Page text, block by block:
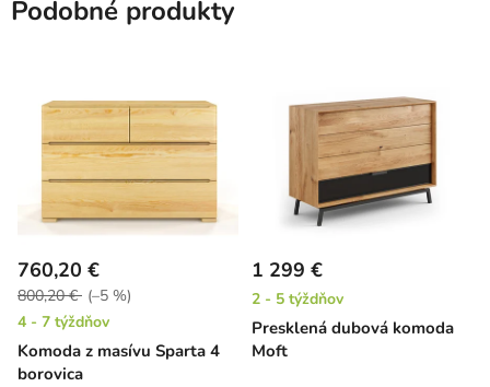
Podobné produkty
Komoda z masívu Sparta 4
borovica
760,20 €
800,20 € (–5 %)
4 - 7 týždňov
Presklená dubová komoda
Moft
1 299 €
2 - 5 týždňov